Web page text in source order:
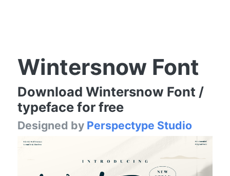
Wintersnow Font
Download Wintersnow Font /
typeface for free
Designed by Perspectype Studio